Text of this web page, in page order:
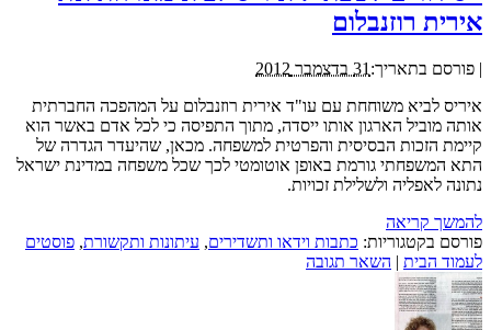
אירית רוזנבלום
| פורסם בתאריך: 31 בדצמבר 2012
איריס לביא משוחחת עם עו"ד אירית רוזנבלום על המהפכה החברתית
אותה מוביל הארגון אותו ייסדה, מתוך התפיסה כי לכל אדם באשר הוא
קיימת הזכות הבסיסית והפרטית למשפחה. מכאן, שהיעדר הגדרה של
התא המשפחתי גורמת באופן אוטומטי לכך שכל משפחה במדינת ישראל
נתונה לאפליה ולשלילת זכויות.
להמשך קריאה
פורסם בקטגוריות: כתבות וידאו ותשדירים, עיתונות ותקשורת, פוסטים
לעמוד הבית | השאר תגובה